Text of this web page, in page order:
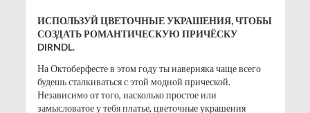
ИСПОЛЬЗУЙ ЦВЕТОЧНЫЕ УКРАШЕНИЯ, ЧТОБЫ
СОЗДАТЬ РОМАНТИЧЕСКУЮ ПРИЧЁСКУ
DIRNDL.
На Октоберфесте в этом году ты наверняка чаще всего
будешь сталкиваться с этой модной прической.
Независимо от того, насколько простое или
замысловатое у тебя платье, цветочные украшения